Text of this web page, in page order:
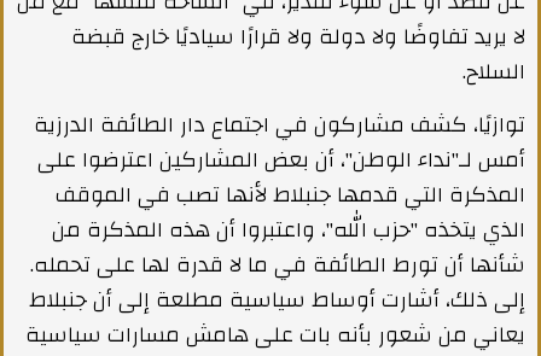
لا يريد تفاوضًا ولا دولة ولا قرارًا سياديًا خارج قبضة
السلاح.
توازيًا، كشف مشاركون في اجتماع دار الطائفة الدرزية
أمس لـ"نداء الوطن"، أن بعض المشاركين اعترضوا على
المذكرة التي قدمها جنبلاط لأنها تصب في الموقف
الذي يتخذه "حزب الله"، واعتبروا أن هذه المذكرة من
شأنها أن تورط الطائفة في ما لا قدرة لها على تحمله.
إلى ذلك، أشارت أوساط سياسية مطلعة إلى أن جنبلاط
يعاني من شعور بأنه بات على هامش مسارات سياسية